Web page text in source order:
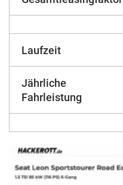
Laufzeit
Jährliche
Fahrleistung